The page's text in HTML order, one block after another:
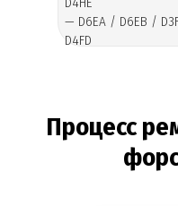
— D6EA / D6EB /
D4FD
Процесс